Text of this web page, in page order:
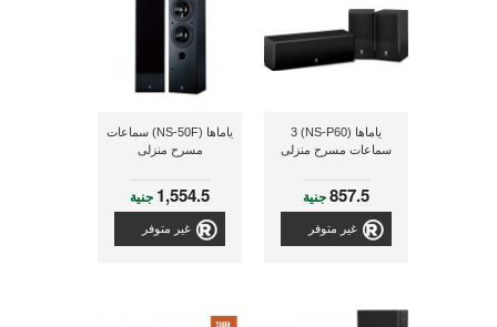
ياماها (NS-P60) 3
سماعات مسرح منزلى
857.5جنية
غير متوفر
ياماها (NS-50F) سماعات
مسرح منزلى
1,554.5 جنية
غير متوفر